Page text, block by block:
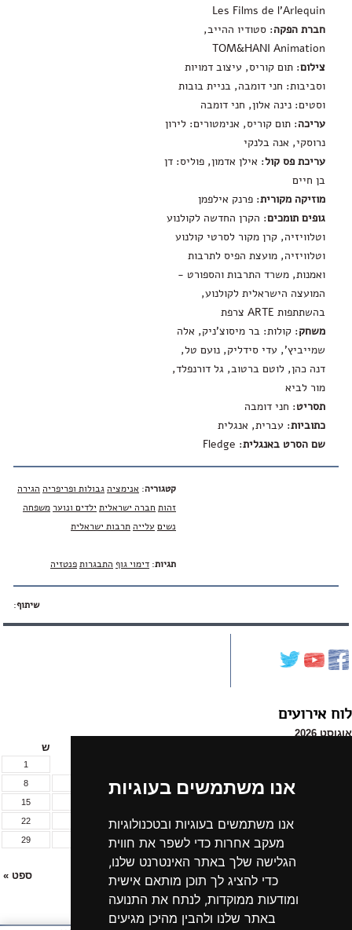
אנו משתמשים בעוגיות
אנו משתמשים בעוגיות ובטכנולוגיות
מעקב אחרות כדי לשפר את חווית
הגלישה שלך באתר האינטרנט שלנו,
כדי להציג לך תוכן מותאם אישית
ומודעות ממוקדות, לנתח את התנועה
באתר שלנו ולהבין מהיכן מגיעים
Les Films de l’Arlequin
חברת הפקה: סטודיו ההייב,
TOM&HANI Animation
צילום: תום קוריס, עיצוב דמויות
וסביבות: חני דומבה, בניית בובות
וסטים: נינה אלון, חני דומבה
עריכה: תום קוריס, אנימטורים: לירון
נרוסקי, אנה בלנקי
עריכת פס קול: אילן אדמון, פוליס: דן
בן חיים
מוזיקה מקורית: פרנק אילפמן
גופים תומכים: הקרן החדשה לקולנוע
וטלוויזיה, קרן מקור לסרטי קולנוע
וטלוויזיה, מועצת הפיס לתרבות
ואמנות, משרד התרבות והספורט -
המועצה הישראלית לקולנוע,
בהשתתפות ARTE צרפת
משחק: קולות: בר מיסוצ'ניק, אלה
שמייביץ', עדי סידליק, נועם טל,
דנה כהן, לוטם ברטוב, גל דורנפלד,
מור לביא
תסריט: חני דומבה
כתוביות: עברית, אנגלית
שם הסרט באנגלית:
Fledge
קטגוריה: אנימציה גבולות ופריפריה הגירה
זהות חברה ישראלית ילדים ונוערמשפחה
נשים עלייה תרבות ישראלית
תגיות: דימוי גוף התבגרותפנטזיה
שיתוף:
לוח אירועים
אוגוסט 2026
ש
1
3
4
5
6
8
15
17
18
19
20
22
24
25
26
27
29
31
ספט »
לכל אירועי החודש »